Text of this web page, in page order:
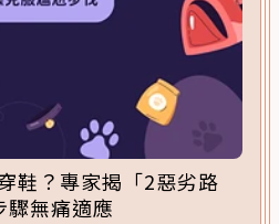
鞋？專家揭「2惡劣路
驟無痛適應